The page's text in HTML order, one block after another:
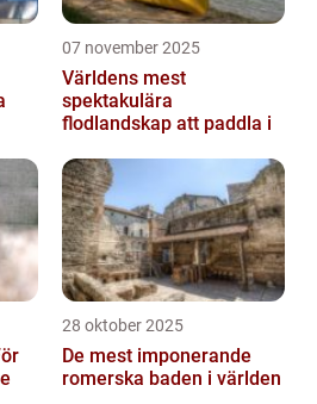
07 november 2025
Världens mest
spektakulära
flodlandskap att paddla i
28 oktober 2025
De mest imponerande
romerska baden i världen